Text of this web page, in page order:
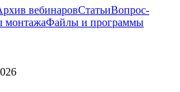
вебинаровСтатьиВопрос-
монтажаФайлы и программы